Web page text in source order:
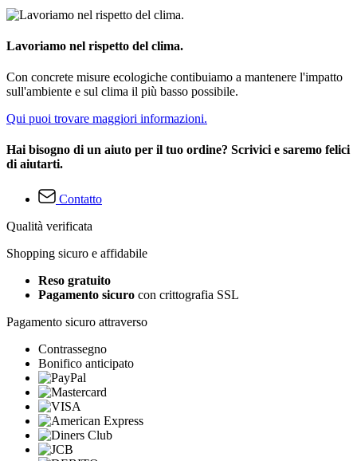
Lavoriamo nel rispetto del clima.
Con concrete misure ecologiche contibuiamo a mantenere l'impatto
sull'ambiente e sul clima il più basso possibile.
Qui puoi trovare maggiori informazioni.
Hai bisogno di un aiuto per il tuo ordine? Scrivici e saremo felici
di aiutarti.
Contatto
Qualità verificata
Shopping sicuro e affidabile
Reso gratuito
Pagamento sicuro con crittografia SSL
Pagamento sicuro attraverso
Contrassegno
Bonifico anticipato